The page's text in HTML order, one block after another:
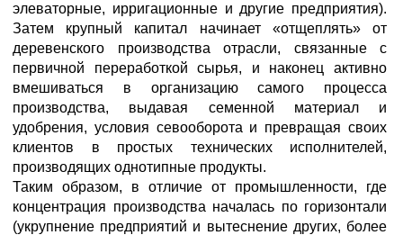
элеваторные, ирригационные и другие предприятия).
Затем крупный капитал начинает «отщеплять» от
деревенского производства отрасли, связанные с
первичной переработкой сырья, и наконец активно
вмешиваться в организацию самого процесса
производства, выдавая семенной материал и
удобрения, условия севооборота и превращая своих
клиентов в простых технических исполнителей,
производящих однотипные продукты.
Таким образом, в отличие от промышленности, где
концентрация производства началась по горизонтали
(укрупнение предприятий и вытеснение других, более